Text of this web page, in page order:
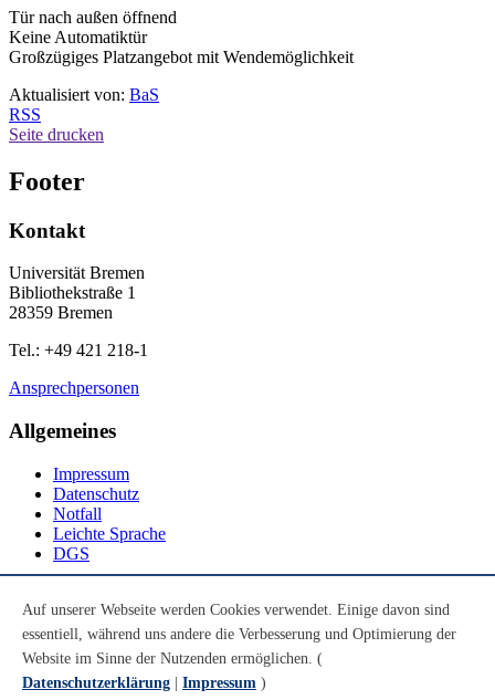
Tür nach außen öffnend
Keine Automatiktür
Großzügiges Platzangebot mit Wendemöglichkeit
Aktualisiert von: BaS
RSS
Seite drucken
Footer
Kontakt
Universität Bremen
Bibliothekstraße 1
28359 Bremen
Tel.: +49 421 218-1
Ansprechpersonen
Allgemeines
Impressum
Datenschutz
Notfall
Leichte Sprache
DGS
Youtube
Instagram
LinkedIn
Auf unserer Webseite werden Cookies verwendet. Einige davon sind
essentiell, während uns andere die Verbesserung und Optimierung der
Website im Sinne der Nutzenden ermöglichen. (
Datenschutzerklärung
Impressum )